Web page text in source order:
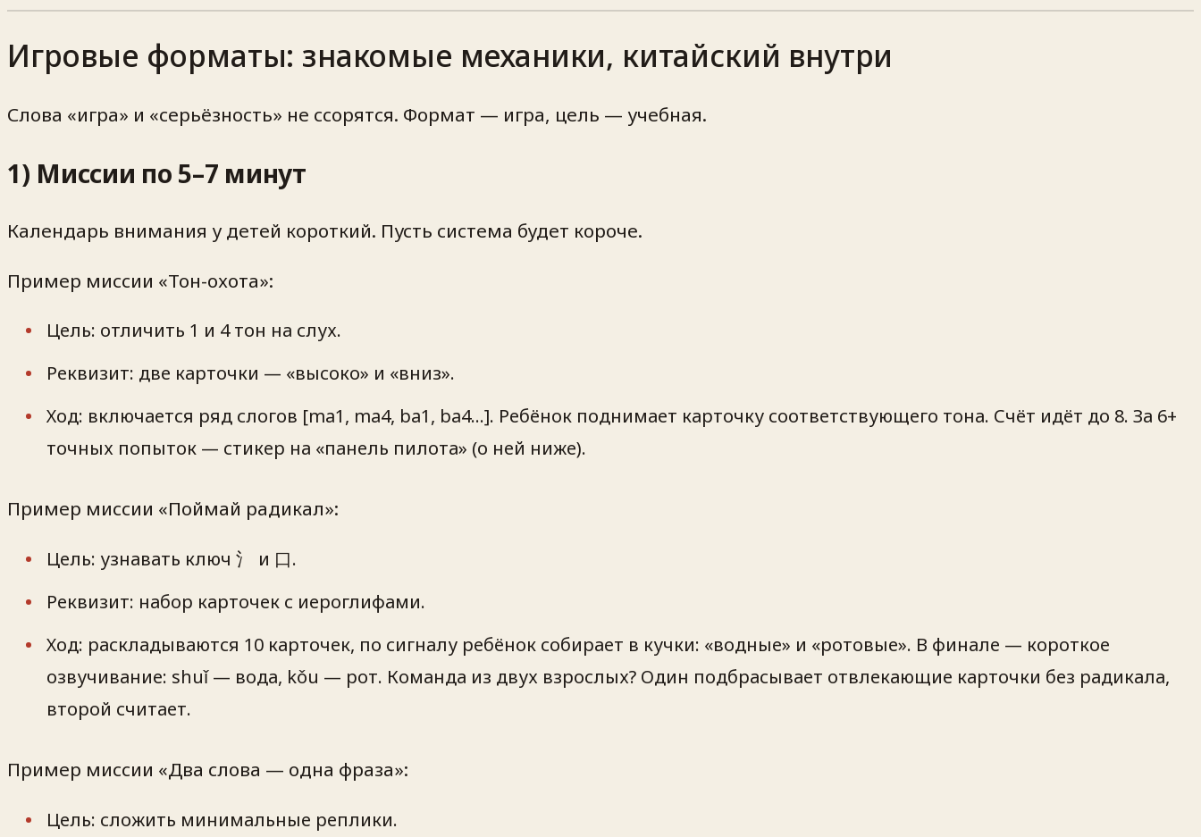
Игровые форматы: знакомые механики, китайский внутри
Слова «игра» и «серьёзность» не ссорятся. Формат — игра, цель — учебная.
1) Миссии по 5–7 минут
Календарь внимания у детей короткий. Пусть система будет короче.
Пример миссии «Тон-охота»:
Цель: отличить 1 и 4 тон на слух.
Реквизит: две карточки — «высоко» и «вниз».
Ход: включается ряд слогов [ma1, ma4, ba1, ba4…]. Ребёнок поднимает карточку соответствующего тона. Счёт идёт до 8. За 6+
точных попыток — стикер на «панель пилота» (о ней ниже).
Пример миссии «Поймай радикал»:
Цель: узнавать ключ 氵 и 口.
Реквизит: набор карточек с иероглифами.
Ход: раскладываются 10 карточек, по сигналу ребёнок собирает в кучки: «водные» и «ротовые». В финале — короткое
озвучивание: shuǐ — вода, kǒu — рот. Команда из двух взрослых? Один подбрасывает отвлекающие карточки без радикала,
второй считает.
Пример миссии «Два слова — одна фраза»:
Цель: сложить минимальные реплики.